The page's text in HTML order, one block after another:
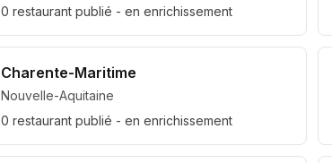
0 restaurantpublié - en enrichissement
Charente-Maritime
Nouvelle-Aquitaine
0 restaurantpublié - en enrichissement